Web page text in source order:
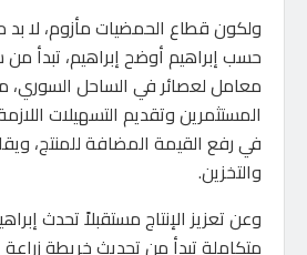
ولكون قطاع الحمضيات مأزوم، لا
حسب إبراهيم أوضح إبراهيم، تبدأ من
معامل لعصائر في الساحل السوري،
المستثمرين وتقديم التسهيلات
في رفع القيمة المضافة للمنتج،
والتخزين.
وعن تعزيز الإنتاج مستقبلاً تحدث
متكاملة تبدأ من تحديث خريطة